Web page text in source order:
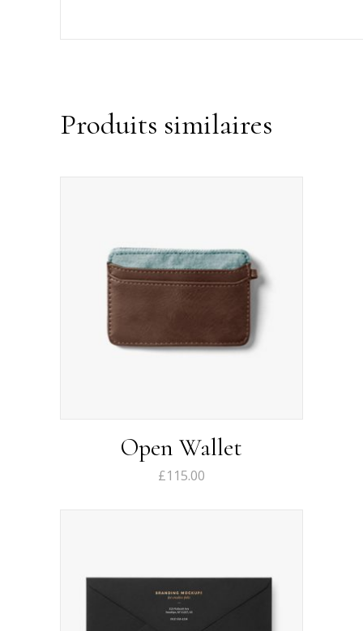
Produits similaires
Open Wallet
£115.00